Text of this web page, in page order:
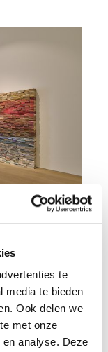
te
media te bieden
Ook delen we
met onze
analyse. Deze